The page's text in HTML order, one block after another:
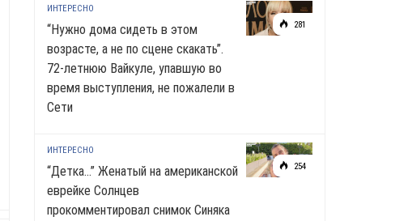
281
ИНТЕРЕСНО
“Нужно дома сидеть в этом
возрасте, а не по сцене скакать”.
72-летнюю Вайкуле, упавшую во
время выступления, не пожалели в
Сети
254
ИНТЕРЕСНО
“Детка…” Женатый на американской
еврейке Солнцев
прокомментировал снимок Синяка